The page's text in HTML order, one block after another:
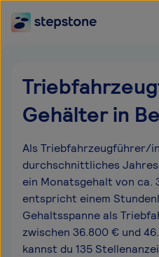
Gehälter in
Als Triebfahrzeugführer/
durchschnittliches
ein Monatsgehalt von ca.
entspricht einem
Gehaltsspanne als
zwischen 36.800 € und
kannst du 135